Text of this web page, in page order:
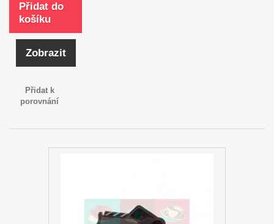
Přidat do
košíku
Zobrazit
Přidat k
porovnání